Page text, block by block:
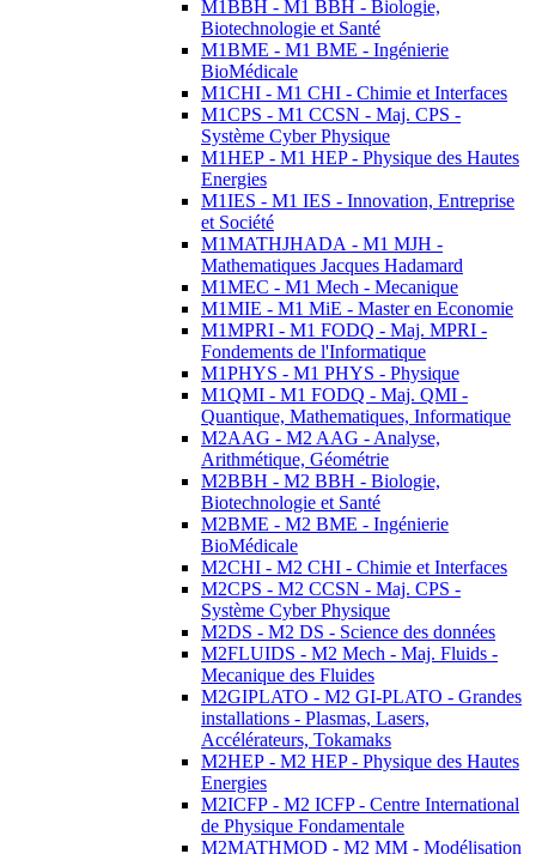
M1BBH - M1 BBH - Biologie,
Biotechnologie et Santé
M1BME - M1 BME - Ingénierie
BioMédicale
M1CHI - M1 CHI - Chimie et Interfaces
M1CPS - M1 CCSN - Maj. CPS -
Système Cyber Physique
M1HEP - M1 HEP - Physique des Hautes
Energies
M1IES - M1 IES - Innovation, Entreprise
et Société
M1MATHJHADA - M1 MJH -
Mathematiques Jacques Hadamard
M1MEC - M1 Mech - Mecanique
M1MIE - M1 MiE - Master en Economie
M1MPRI - M1 FODQ - Maj. MPRI -
Fondements de l'Informatique
M1PHYS - M1 PHYS - Physique
M1QMI - M1 FODQ - Maj. QMI -
Quantique, Mathematiques, Informatique
M2AAG - M2 AAG - Analyse,
Arithmétique, Géométrie
M2BBH - M2 BBH - Biologie,
Biotechnologie et Santé
M2BME - M2 BME - Ingénierie
BioMédicale
M2CHI - M2 CHI - Chimie et Interfaces
M2CPS - M2 CCSN - Maj. CPS -
Système Cyber Physique
M2DS - M2 DS - Science des données
M2FLUIDS - M2 Mech - Maj. Fluids -
Mecanique des Fluides
M2GIPLATO - M2 GI-PLATO - Grandes
installations - Plasmas, Lasers,
Accélérateurs, Tokamaks
M2HEP - M2 HEP - Physique des Hautes
Energies
M2ICFP - M2 ICFP - Centre International
de Physique Fondamentale
M2MATHMOD - M2 MM - Modélisation